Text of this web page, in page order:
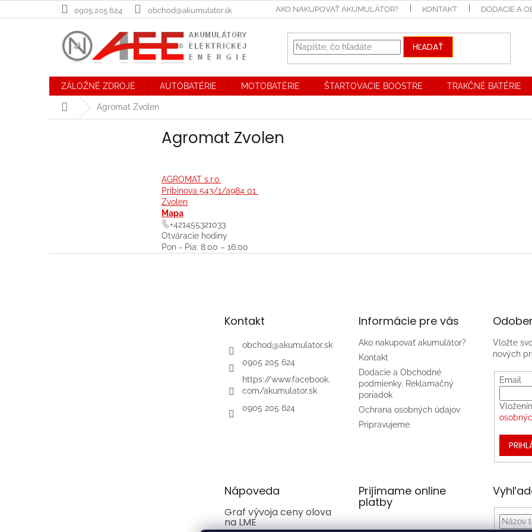
na
0905 205 624 obchod@akumulator.sk AKO NAKUPOVAŤ AKUMULÁTOR? KONTAKT DODACIE A
HĽADAŤ
ZÁLOŽNÉ ZDROJE AUTOBATÉRIE MOTOBATÉRIE ŠTARTOVACIE BOOSTRE TRAKČNÉ BATÉRIE
DomovAgromat Zvolen
Agromat Zvolen
AGROMAT s.r.o.
Pribinova 543/1/a984 01
Zvolen
Mapa
+421455321033
Otváracie hodiny
Pon - Pia: 8:00 – 16:00
Kontakt
obchod@akumulator.sk
0905 205 624
https://www.facebook.
com/akumulator.sk
0905 205 624
Informácie pre vás
Ako nakupovať akumulátor?
Kontakt
Dodacie a Obchodné
podmienky. Reklamačný
poriadok
Ochrana osobných údajov
Pripravujeme
Vložte
nových
Email
Nápoveda
Graf vývoja ceny olova
na LME
Prijímame online
platby